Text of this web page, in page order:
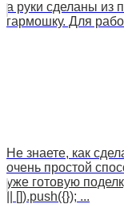
а руки сделаны из
гармошку. Для
Не знаете, как
очень простой
уже готовую
|| []).push({}); ...